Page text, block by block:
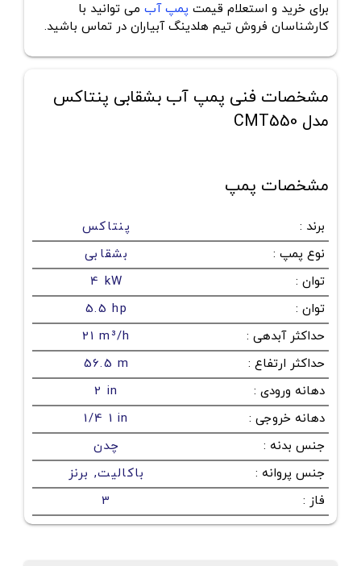
برای خرید و استعلام قیمت پمپ آب می توانید با
کارشناسان فروش تیم هلدینگ آبیاران در تماس باشید.
مشخصات فنی پمپ آب بشقابی پنتاکس
مدل CMT550
مشخصات پمپ
برند :
پنتاکس
نوع پمپ :
بشقابی
توان :
4 kW
توان :
5.5 hp
حداکثر آبدهی :
21 m³/h
حداکثر ارتفاع :
56.5 m
دهانه ورودی :
2 in
دهانه خروجی :
1/4 1 in
جنس بدنه :
چدن
جنس پروانه :
باکالیت, برنز
فاز :
3